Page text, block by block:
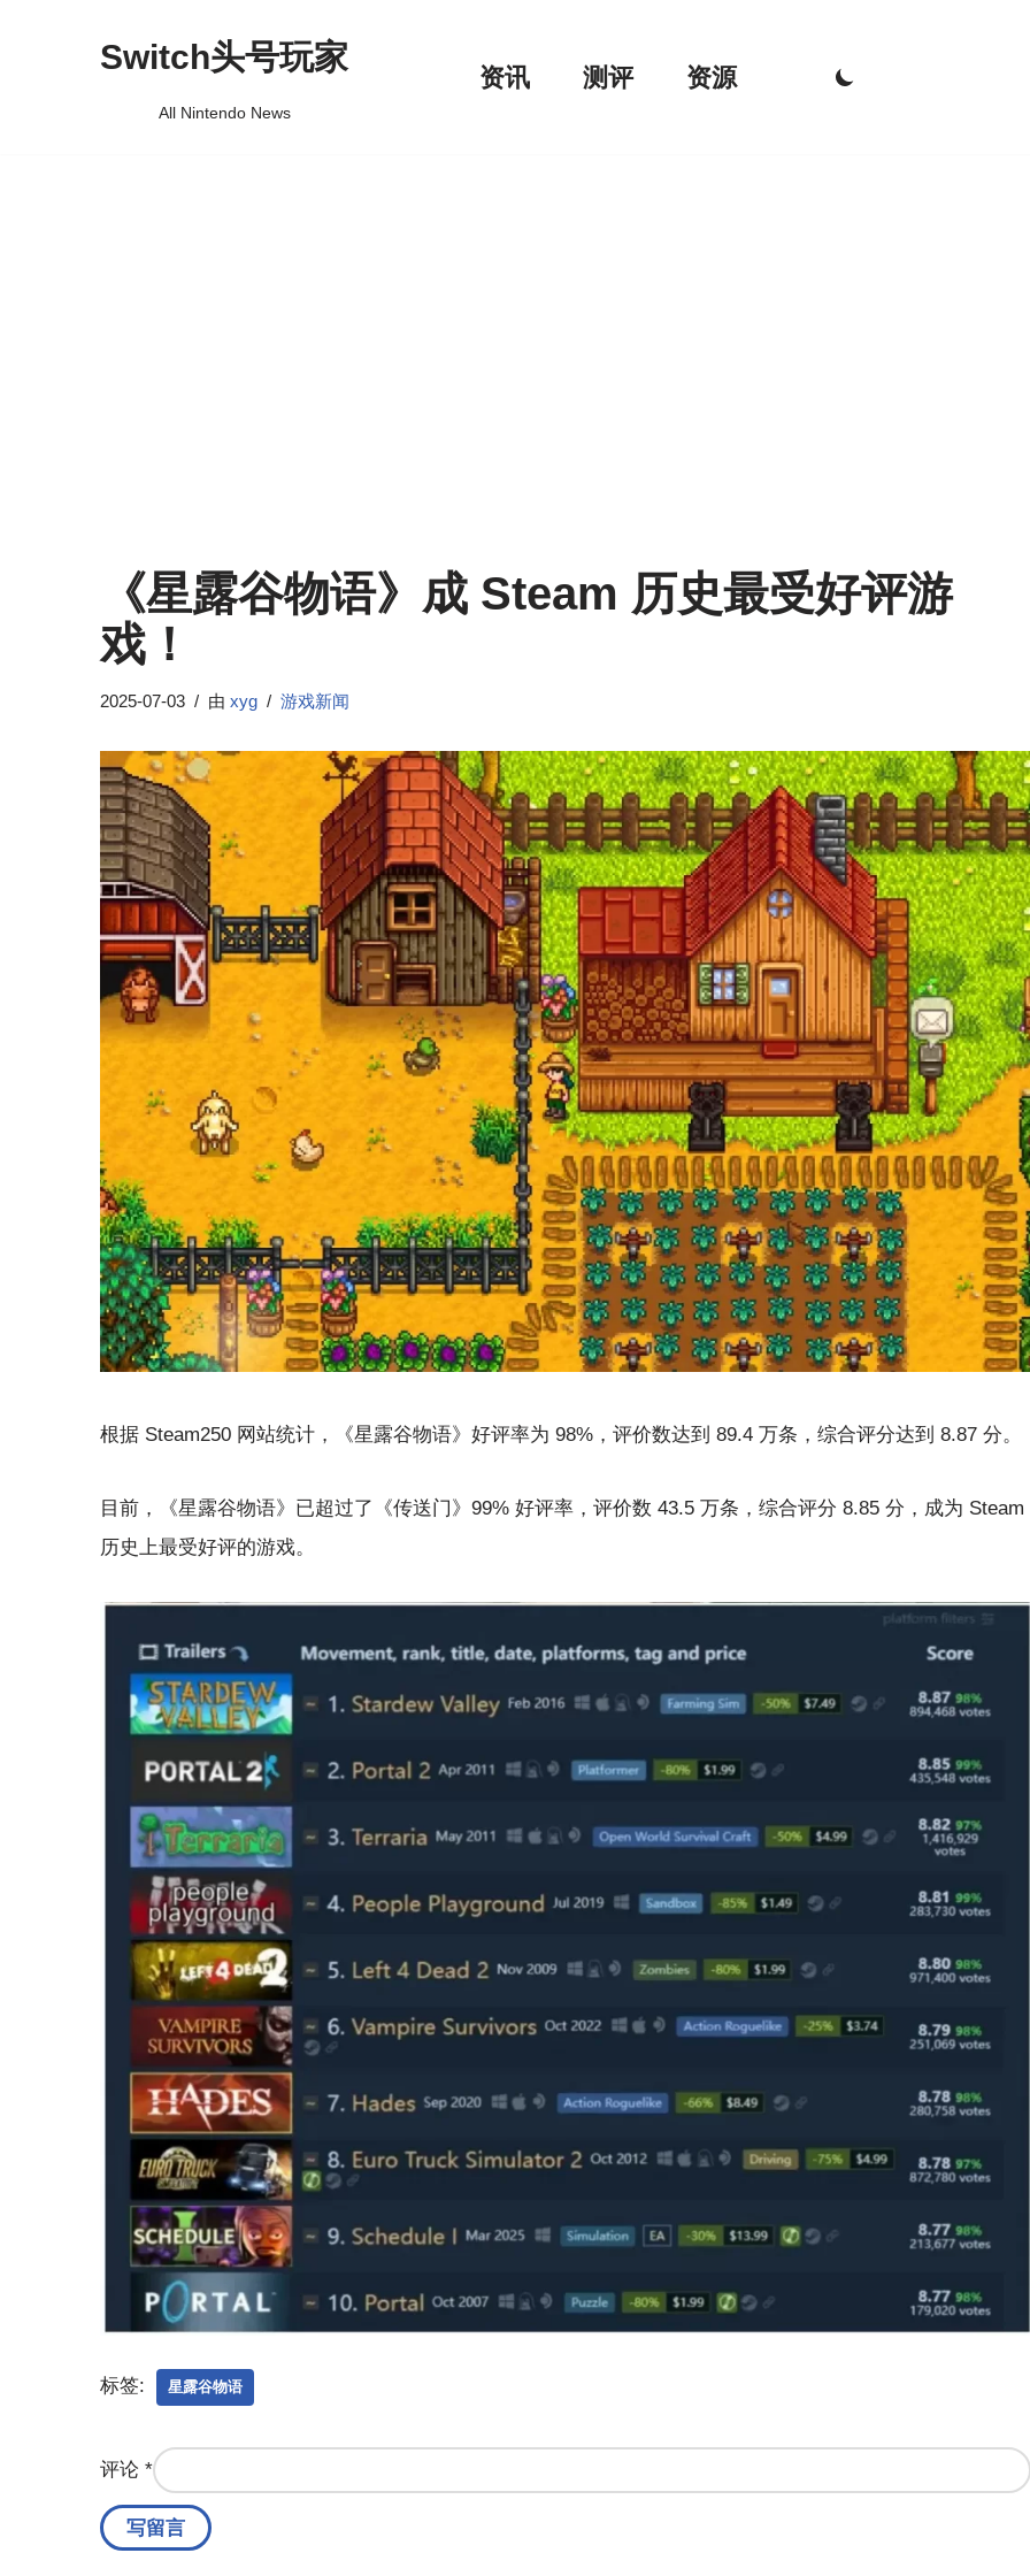
Switch头号玩家
All Nintendo News
资讯 测评 资源
《星露谷物语》成 Steam 历史最受好评游
戏！
2025-07-03 由 xyg 游戏新闻
根据 Steam250 网站统计，《星露谷物语》好评率为 98%，评价数达到 89.4 万条，综合评分达到 8.87 分。
目前，《星露谷物语》已超过了《传送门》99% 好评率，评价数 43.5 万条，综合评分 8.85 分，成为 Steam
历史上最受好评的游戏。
标签: 星露谷物语
评论 *